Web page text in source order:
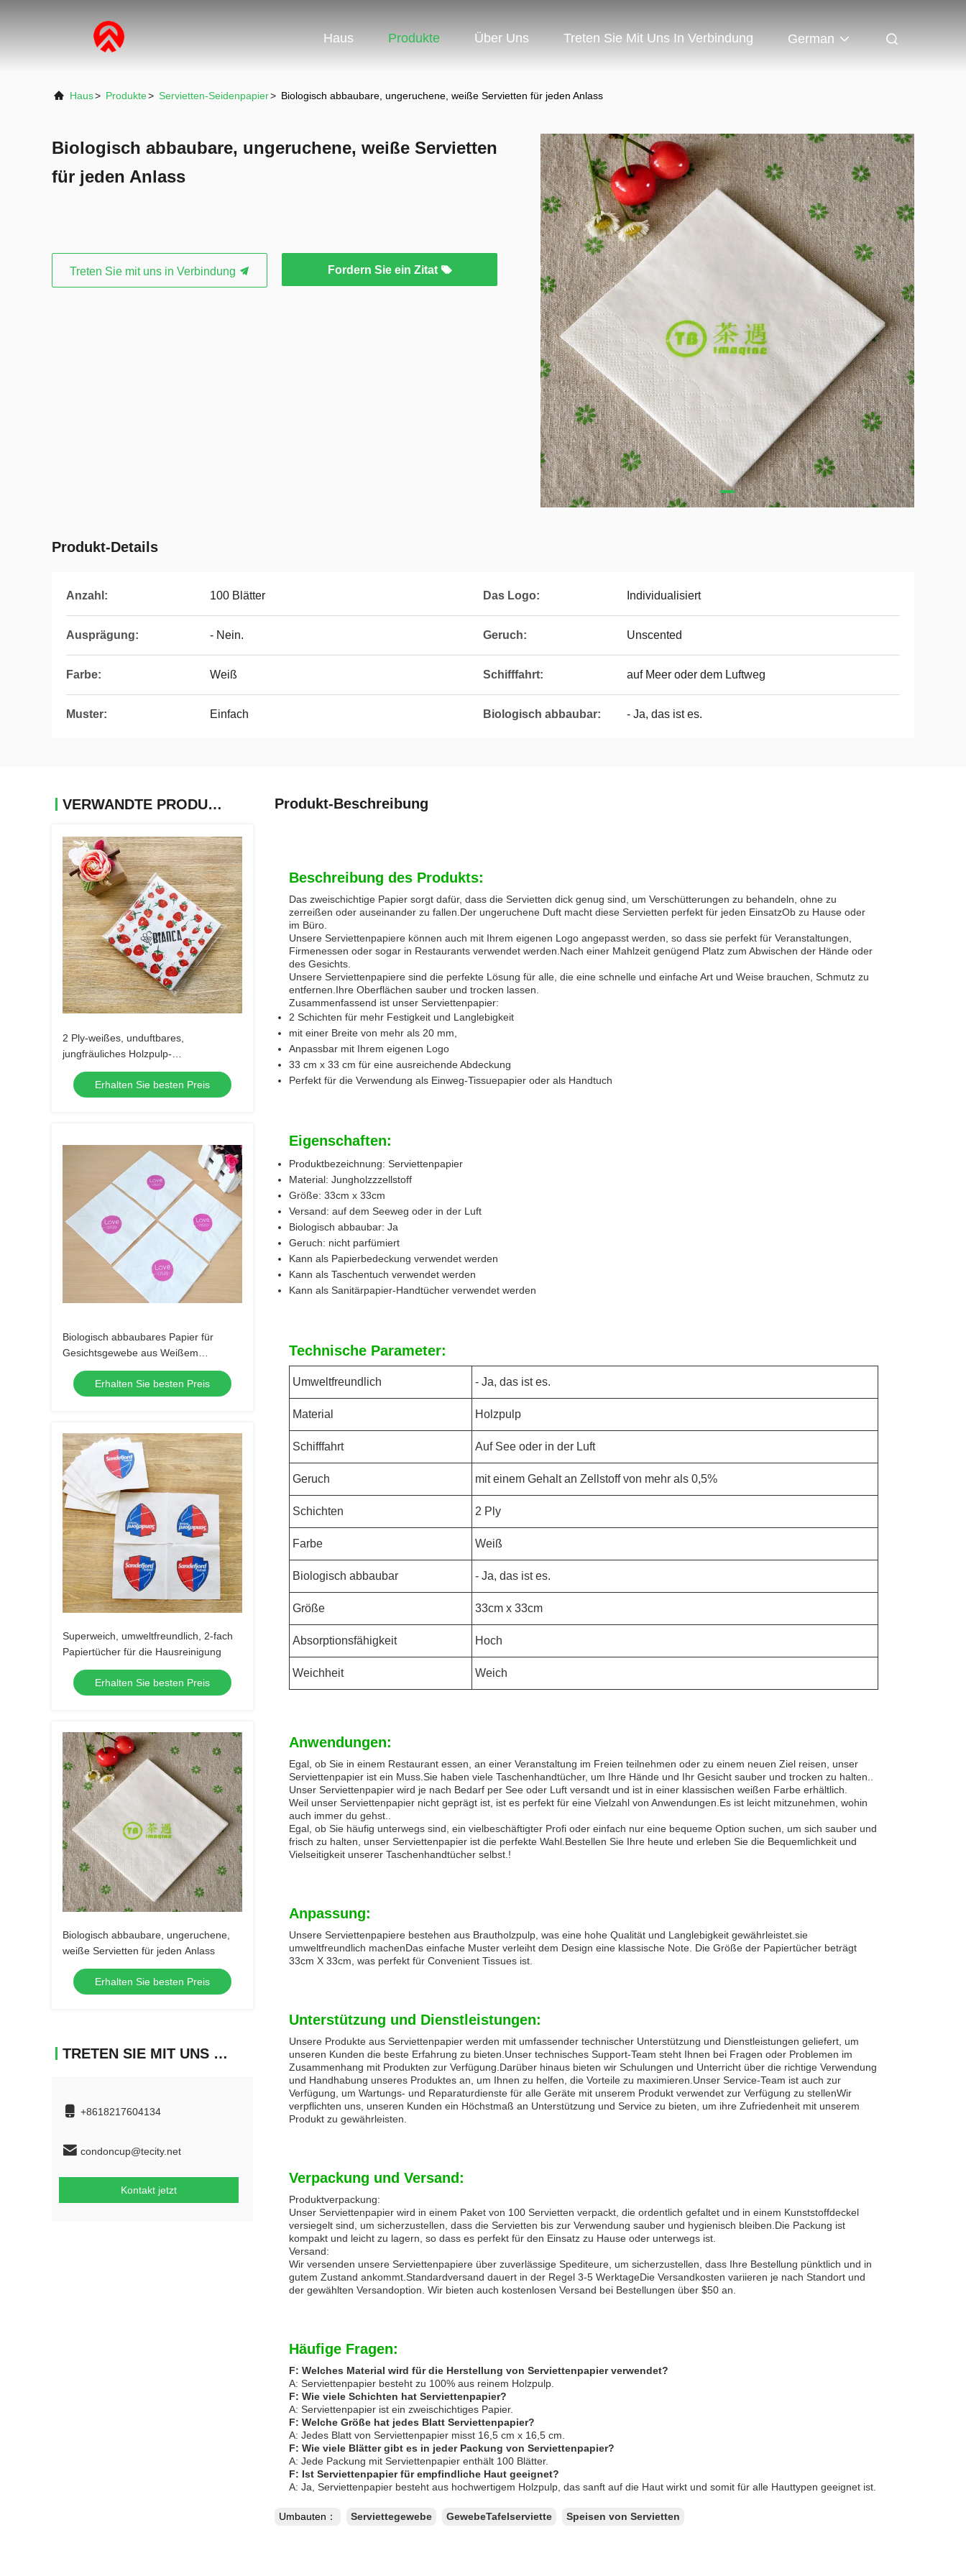
Haus Produkte Über Uns Treten Sie Mit Uns In Verbindung German
Haus> Produkte> Servietten-Seidenpapier> Biologisch abbaubare, ungeruchene, weiße Servietten für jeden Anlass
Biologisch abbaubare, ungeruchene, weiße Servietten
für jeden Anlass
Treten Sie mit uns in Verbindung Fordern Sie ein Zitat
Produkt-Details
Anzahl: 100 Blätter Das Logo: Individualisiert
Ausprägung: - Nein. Geruch: Unscented
Farbe: Weiß Schifffahrt: auf Meer oder dem Luftweg
Muster: Einfach Biologisch abbaubar: - Ja, das ist es.
VERWANDTE PRODUKTE
2 Ply-weißes, unduftbares,
jungfräuliches Holzpulp-
Nappengewebe
Erhalten Sie besten Preis
Biologisch abbaubares Papier für
Gesichtsgewebe aus Weißem
Jungholzpulp
Erhalten Sie besten Preis
Superweich, umweltfreundlich, 2-fach
Papiertücher für die Hausreinigung
Erhalten Sie besten Preis
Biologisch abbaubare, ungeruchene,
weiße Servietten für jeden Anlass
Erhalten Sie besten Preis
TRETEN SIE MIT UNS IN VERBINDUNG
+8618217604134
condoncup@tecity.net
Kontakt jetzt
Produkt-Beschreibung
Beschreibung des Produkts:
Das zweischichtige Papier sorgt dafür, dass die Servietten dick genug sind, um Verschütterungen zu behandeln, ohne zu
zerreißen oder auseinander zu fallen.Der ungeruchene Duft macht diese Servietten perfekt für jeden EinsatzOb zu Hause oder
im Büro.
Unsere Serviettenpapiere können auch mit Ihrem eigenen Logo angepasst werden, so dass sie perfekt für Veranstaltungen,
Firmenessen oder sogar in Restaurants verwendet werden.Nach einer Mahlzeit genügend Platz zum Abwischen der Hände oder
des Gesichts.
Unsere Serviettenpapiere sind die perfekte Lösung für alle, die eine schnelle und einfache Art und Weise brauchen, Schmutz zu
entfernen.Ihre Oberflächen sauber und trocken lassen.
Zusammenfassend ist unser Serviettenpapier:
2 Schichten für mehr Festigkeit und Langlebigkeit
mit einer Breite von mehr als 20 mm,
Anpassbar mit Ihrem eigenen Logo
33 cm x 33 cm für eine ausreichende Abdeckung
Perfekt für die Verwendung als Einweg-Tissuepapier oder als Handtuch
Eigenschaften:
Produktbezeichnung: Serviettenpapier
Material: Jungholzzzellstoff
Größe: 33cm x 33cm
Versand: auf dem Seeweg oder in der Luft
Biologisch abbaubar: Ja
Geruch: nicht parfümiert
Kann als Papierbedeckung verwendet werden
Kann als Taschentuch verwendet werden
Kann als Sanitärpapier-Handtücher verwendet werden
Technische Parameter:
Umweltfreundlich - Ja, das ist es.
Material Holzpulp
Schifffahrt Auf See oder in der Luft
Geruch mit einem Gehalt an Zellstoff von mehr als 0,5%
Schichten 2 Ply
Farbe Weiß
Biologisch abbaubar - Ja, das ist es.
Größe 33cm x 33cm
Absorptionsfähigkeit Hoch
Weichheit Weich
Anwendungen:
Egal, ob Sie in einem Restaurant essen, an einer Veranstaltung im Freien teilnehmen oder zu einem neuen Ziel reisen, unser
Serviettenpapier ist ein Muss.Sie haben viele Taschenhandtücher, um Ihre Hände und Ihr Gesicht sauber und trocken zu halten..
Unser Serviettenpapier wird je nach Bedarf per See oder Luft versandt und ist in einer klassischen weißen Farbe erhältlich.
Weil unser Serviettenpapier nicht geprägt ist, ist es perfekt für eine Vielzahl von Anwendungen.Es ist leicht mitzunehmen, wohin
auch immer du gehst..
Egal, ob Sie häufig unterwegs sind, ein vielbeschäftigter Profi oder einfach nur eine bequeme Option suchen, um sich sauber und
frisch zu halten, unser Serviettenpapier ist die perfekte Wahl.Bestellen Sie Ihre heute und erleben Sie die Bequemlichkeit und
Vielseitigkeit unserer Taschenhandtücher selbst.!
Anpassung:
Unsere Serviettenpapiere bestehen aus Brautholzpulp, was eine hohe Qualität und Langlebigkeit gewährleistet.sie
umweltfreundlich machenDas einfache Muster verleiht dem Design eine klassische Note. Die Größe der Papiertücher beträgt
33cm X 33cm, was perfekt für Convenient Tissues ist.
Unterstützung und Dienstleistungen:
Unsere Produkte aus Serviettenpapier werden mit umfassender technischer Unterstützung und Dienstleistungen geliefert, um
unseren Kunden die beste Erfahrung zu bieten.Unser technisches Support-Team steht Ihnen bei Fragen oder Problemen im
Zusammenhang mit Produkten zur Verfügung.Darüber hinaus bieten wir Schulungen und Unterricht über die richtige Verwendung
und Handhabung unseres Produktes an, um Ihnen zu helfen, die Vorteile zu maximieren.Unser Service-Team ist auch zur
Verfügung, um Wartungs- und Reparaturdienste für alle Geräte mit unserem Produkt verwendet zur Verfügung zu stellenWir
verpflichten uns, unseren Kunden ein Höchstmaß an Unterstützung und Service zu bieten, um ihre Zufriedenheit mit unserem
Produkt zu gewährleisten.
Verpackung und Versand:
Produktverpackung:
Unser Serviettenpapier wird in einem Paket von 100 Servietten verpackt, die ordentlich gefaltet und in einem Kunststoffdeckel
versiegelt sind, um sicherzustellen, dass die Servietten bis zur Verwendung sauber und hygienisch bleiben.Die Packung ist
kompakt und leicht zu lagern, so dass es perfekt für den Einsatz zu Hause oder unterwegs ist.
Versand:
Wir versenden unsere Serviettenpapiere über zuverlässige Spediteure, um sicherzustellen, dass Ihre Bestellung pünktlich und in
gutem Zustand ankommt.Standardversand dauert in der Regel 3-5 WerktageDie Versandkosten variieren je nach Standort und
der gewählten Versandoption. Wir bieten auch kostenlosen Versand bei Bestellungen über $50 an.
Häufige Fragen:
F: Welches Material wird für die Herstellung von Serviettenpapier verwendet?
A: Serviettenpapier besteht zu 100% aus reinem Holzpulp.
F: Wie viele Schichten hat Serviettenpapier?
A: Serviettenpapier ist ein zweischichtiges Papier.
F: Welche Größe hat jedes Blatt Serviettenpapier?
A: Jedes Blatt von Serviettenpapier misst 16,5 cm x 16,5 cm.
F: Wie viele Blätter gibt es in jeder Packung von Serviettenpapier?
A: Jede Packung mit Serviettenpapier enthält 100 Blätter.
F: Ist Serviettenpapier für empfindliche Haut geeignet?
A: Ja, Serviettenpapier besteht aus hochwertigem Holzpulp, das sanft auf die Haut wirkt und somit für alle Hauttypen geeignet ist.
Umbauten： Serviettegewebe GewebeTafelserviette Speisen von Servietten